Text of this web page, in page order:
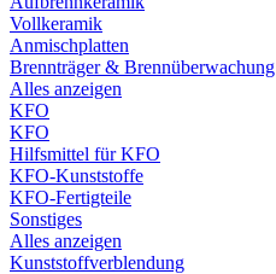
Vollkeramik
Anmischplatten
Brennträger & Brennüberwachung
Alles anzeigen
KFO
KFO
Hilfsmittel für KFO
KFO-Kunststoffe
KFO-Fertigteile
Sonstiges
Alles anzeigen
Kunststoffverblendung